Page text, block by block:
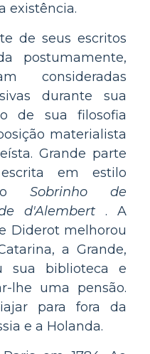
existência.
de seus escritos
postumamente,
consideradas
durante sua
de sua filosofia
materialista
Grande parte
em estilo
Sobrinho de
d'Alembert . A
Diderot melhorou
a Grande,
sua biblioteca e
lhe uma pensão.
para fora da
e a Holanda.